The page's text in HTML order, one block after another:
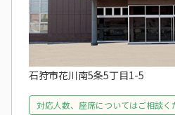
石狩市花川南5条5丁目1-5
対応人数、座席についてはご相談く